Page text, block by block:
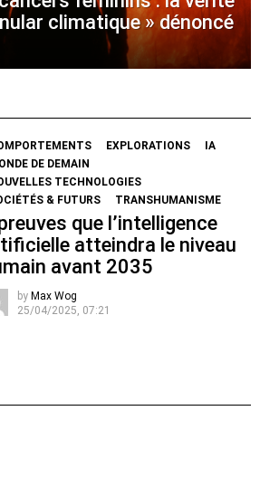
climatique » dénoncé
EXPLORATIONS
IA
DE DEMAIN
TECHNOLOGIES
& FUTURS
TRANSHUMANISME
que l’intelligence
atteindra le niveau
avant 2035
by Max Wog
25/04/2025, 07:21